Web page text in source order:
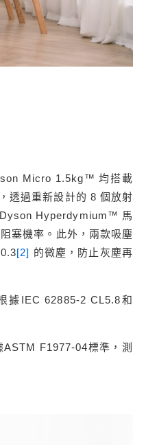
Micro 1.5kg™ 均搭載
透過重新設計的 8 個放射
Hyperdymium™ 馬
塞機率。此外，兩款吸塵
[2] 的微塵，防止灰塵再
據IEC 62885-2 CL5.8和
F1977-04標準，測